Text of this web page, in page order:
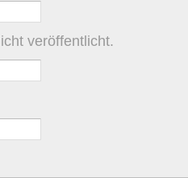
veröffentlicht.